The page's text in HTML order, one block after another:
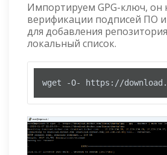
Импортируем GPG-ключ, он
верификации подписей ПО
для добавления
локальный список.
wget -O- https://